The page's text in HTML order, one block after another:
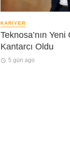
KARIYER
Teknosa’nın
Kantarcı Oldu
5 gün ago